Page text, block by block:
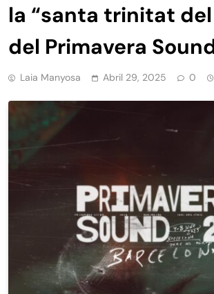
la “santa trinitat
del Primavera
Laia Manyosa Abril 29, 2025 0